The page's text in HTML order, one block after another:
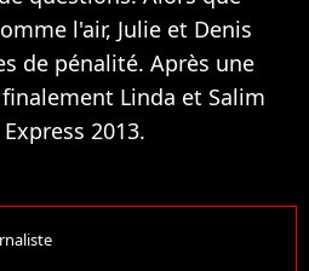
l'air, Julie et Denis
de pénalité. Après une
Linda et Salim
2013.